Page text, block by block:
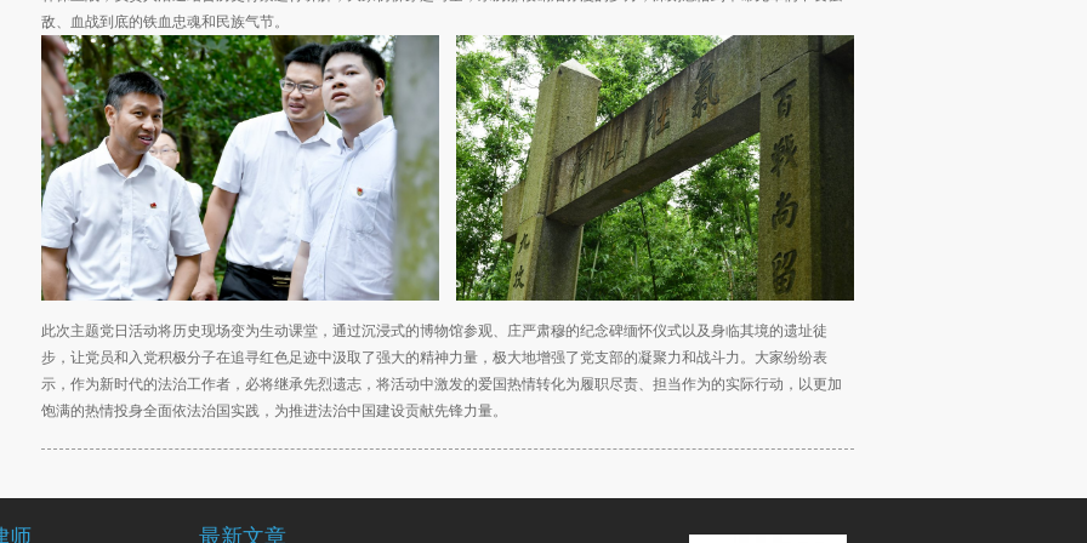
敌、血战到底的铁血忠魂和民族气节。
此次主题党日活动将历史现场变为生动课堂，通过沉浸式的博物馆参观、庄严肃穆的纪念碑缅怀仪式以及身临其境的遗址徒
步，让党员和入党积极分子在追寻红色足迹中汲取了强大的精神力量，极大地增强了党支部的凝聚力和战斗力。大家纷纷表
示，作为新时代的法治工作者，必将继承先烈遗志，将活动中激发的爱国热情转化为履职尽责、担当作为的实际行动，以更加
饱满的热情投身全面依法治国实践，为推进法治中国建设贡献先锋力量。
师 最新文章